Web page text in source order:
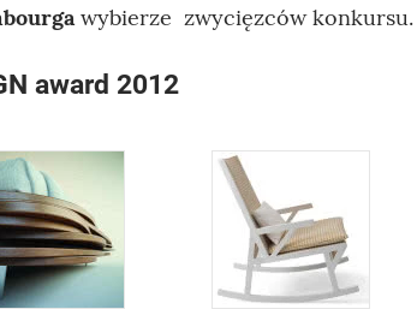
wybierze zwycięzców konkursu.
award 2012